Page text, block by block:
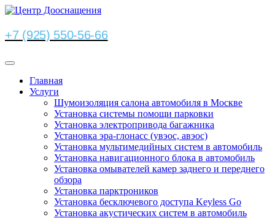
+7 (925) 550-56-66
Главная
Услуги
Шумоизоляция салона автомобиля в Москве
Установка системы помощи парковки
Установка электропривода багажника
Установка эра-глонасс (увэос, авэос)
Установка мультимедийных систем в автомобиль
Установка навигационного блока в автомобиль
Установка омывателей камер заднего и переднего
обзора
Установка парктроников
Установка бесключевого доступа Keyless Go
Установка акустических систем в автомобиль